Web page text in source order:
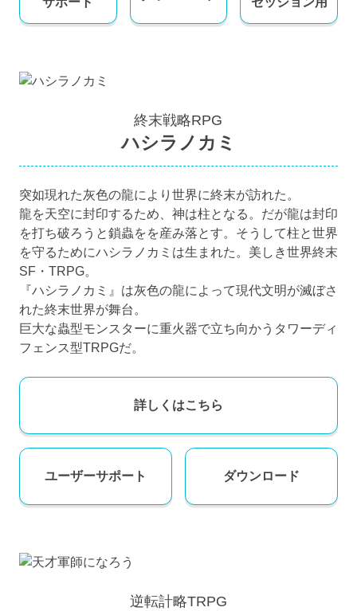
終末戦略RPG
ハシラノカミ
突如現れた灰色の龍により世界に終末が訪れた。
龍を天空に封印するため、神は柱となる。だが龍は封印
を打ち破ろうと鎖蟲をを産み落とす。そうして柱と世界
を守るためにハシラノカミは生まれた。美しき世界終末
SF・TRPG。
『ハシラノカミ』は灰色の龍によって現代文明が滅ぼさ
れた終末世界が舞台。
巨大な蟲型モンスターに重火器で立ち向かうタワーディ
フェンス型TRPGだ。
詳しくはこちら
ユーザーサポート ダウンロード
逆転計略TRPG